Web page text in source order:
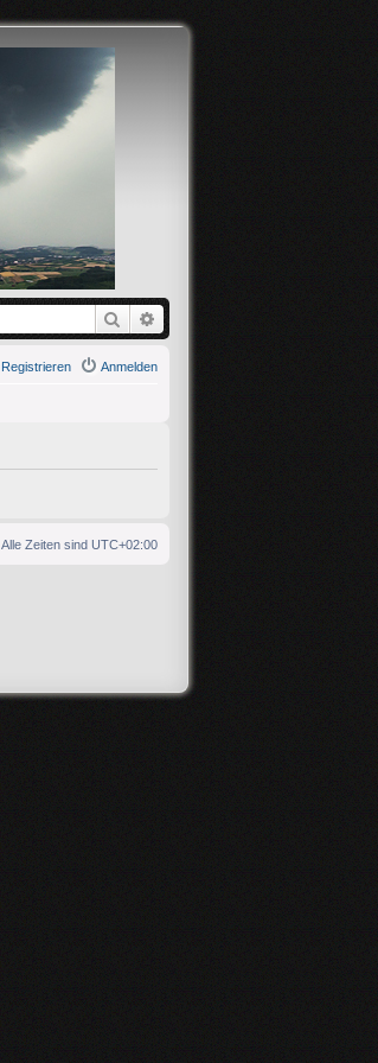
Suche
Anmelden
Registrieren
Alle Zeiten sind UTC+02:00